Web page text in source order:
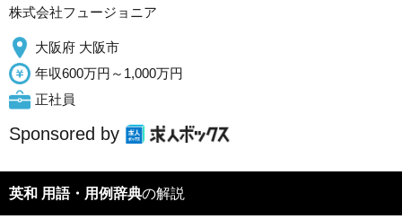
株式会社フュージョニア
大阪府 大阪市
年収600万円～1,000万円
正社員
Sponsored by
英和 用語・用例辞典の解説